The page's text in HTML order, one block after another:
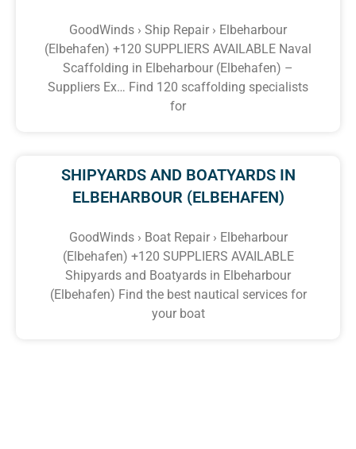
GoodWinds › Ship Repair › Elbeharbour
(Elbehafen) +120 SUPPLIERS AVAILABLE Naval
Scaffolding in Elbeharbour (Elbehafen) –
Suppliers Ex… Find 120 scaffolding specialists
for
SHIPYARDS AND BOATYARDS IN
ELBEHARBOUR (ELBEHAFEN)
GoodWinds › Boat Repair › Elbeharbour
(Elbehafen) +120 SUPPLIERS AVAILABLE
Shipyards and Boatyards in Elbeharbour
(Elbehafen) Find the best nautical services for
your boat